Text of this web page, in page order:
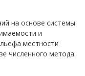
на основе системы
и
местности
численного метода